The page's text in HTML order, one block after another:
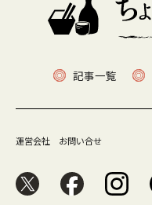
記事一覧
運営会社 お問い合せ